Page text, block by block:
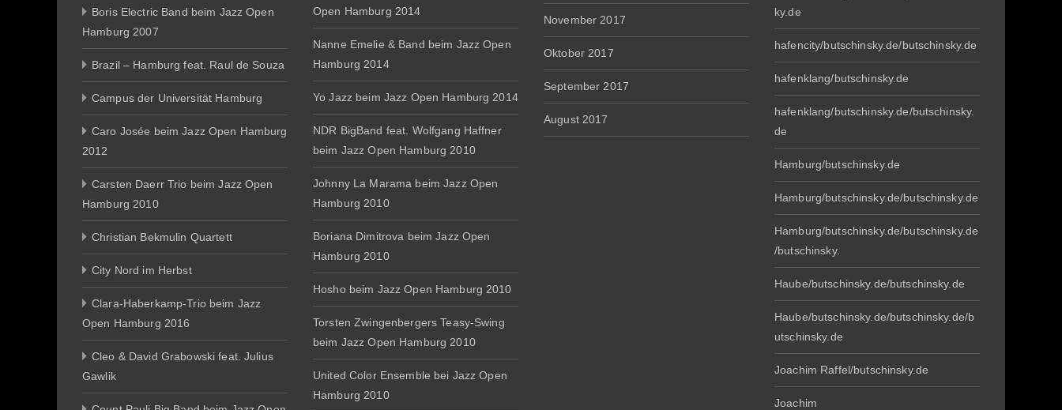
Boris Electric Band beim Jazz Open
Hamburg 2007
Brazil – Hamburg feat. Raul de Souza
Campus der Universität Hamburg
Caro Josée beim Jazz Open Hamburg
2012
Carsten Daerr Trio beim Jazz Open
Hamburg 2010
Christian Bekmulin Quartett
City Nord im Herbst
Clara-Haberkamp-Trio beim Jazz
Open Hamburg 2016
Cleo & David Grabowski feat. Julius
Gawlik
Open Hamburg 2014
Nanne Emelie & Band beim Jazz Open
Hamburg 2014
Yo Jazz beim Jazz Open Hamburg 2014
NDR BigBand feat. Wolfgang Haffner
beim Jazz Open Hamburg 2010
Johnny La Marama beim Jazz Open
Hamburg 2010
Boriana Dimitrova beim Jazz Open
Hamburg 2010
Hosho beim Jazz Open Hamburg 2010
Torsten Zwingenbergers Teasy-Swing
beim Jazz Open Hamburg 2010
United Color Ensemble bei Jazz Open
Hamburg 2010
November 2017
Oktober 2017
September 2017
August 2017
ky.de
hafencity/butschinsky.de/butschinsky.de
hafenklang/butschinsky.de
hafenklang/butschinsky.de/butschinsky.
de
Hamburg/butschinsky.de
Hamburg/butschinsky.de/butschinsky.de
Hamburg/butschinsky.de/butschinsky.de
/butschinsky.
Haube/butschinsky.de/butschinsky.de
Haube/butschinsky.de/butschinsky.de/b
utschinsky.de
Joachim Raffel/butschinsky.de
Joachim